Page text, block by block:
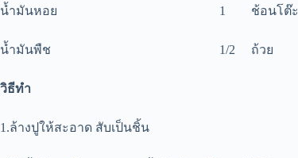
น้ำมันหอย 1 ช้อนโต๊ะ
น้ำมันพืช 1/2 ถ้วย
วิธีทำ
1.ล้างปูให้สะอาด สับเป็นชิ้น